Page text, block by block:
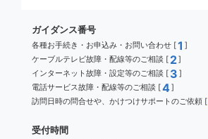
ガイダンス番号
各種お手続き・お申込み・お問い合わせ [1 ]
ケーブルテレビ故障・配線等のご相談 [ 2]
インターネット故障・設定等のご相談 [ 3 ]
電話サービス故障・配線等のご相談 [4]
訪問日時の問合せや、かけつけサポートのご依頼 [
受付時間